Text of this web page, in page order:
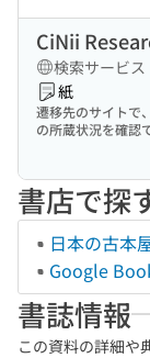
CiNii
検索サービス
紙
遷移先のサイトで
の所蔵状況を確認
書店で探
日本の古本
Google
書誌情報
この資料の詳細や